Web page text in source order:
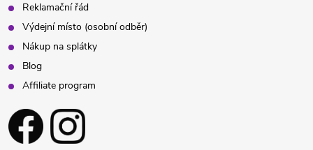
Reklamační řád
Výdejní místo (osobní odběr)
Nákup na splátky
Blog
Affiliate program